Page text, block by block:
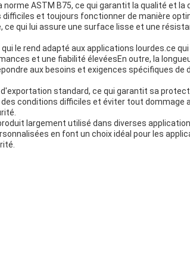
ASTM B75, ce qui garantit la qualité et la
et toujours fonctionner de manière
qui lui assure une surface lisse et une
le rend adapté aux applications lourdes.ce
et une fiabilité élevéesEn outre, la
aux besoins et exigences spécifiques de
standard, ce qui garantit sa
conditions difficiles et éviter tout dommage
largement utilisé dans diverses
en font un choix idéal pour les